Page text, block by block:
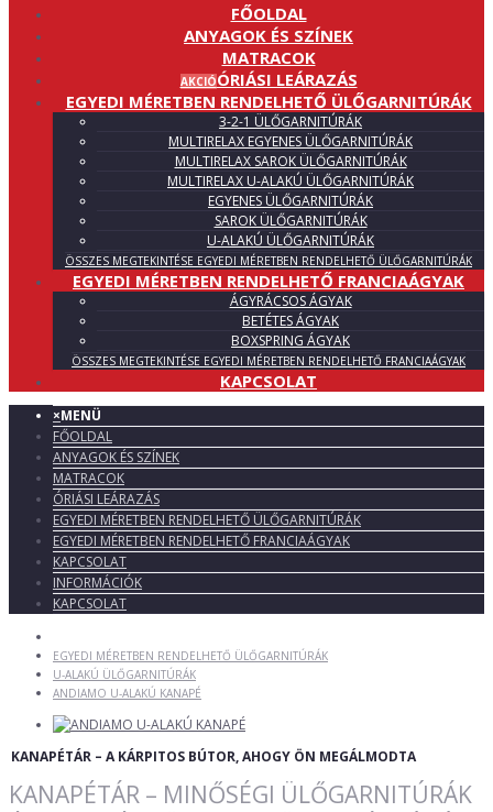
FŐOLDAL
ANYAGOK ÉS SZÍNEK
MATRACOK
AKCIÓÓRIÁSI LEÁRAZÁS
EGYEDI MÉRETBEN RENDELHETŐ ÜLŐGARNITÚRÁK
3-2-1 ÜLŐGARNITÚRÁK
MULTIRELAX EGYENES ÜLŐGARNITÚRÁK
MULTIRELAX SAROK ÜLŐGARNITÚRÁK
MULTIRELAX U-ALAKÚ ÜLŐGARNITÚRÁK
EGYENES ÜLŐGARNITÚRÁK
SAROK ÜLŐGARNITÚRÁK
U-ALAKÚ ÜLŐGARNITÚRÁK
ÖSSZES MEGTEKINTÉSE EGYEDI MÉRETBEN RENDELHETŐ ÜLŐGARNITÚRÁK
EGYEDI MÉRETBEN RENDELHETŐ FRANCIAÁGYAK
ÁGYRÁCSOS ÁGYAK
BETÉTES ÁGYAK
BOXSPRING ÁGYAK
ÖSSZES MEGTEKINTÉSE EGYEDI MÉRETBEN RENDELHETŐ FRANCIAÁGYAK
KAPCSOLAT
×MENÜ
FŐOLDAL
ANYAGOK ÉS SZÍNEK
MATRACOK
ÓRIÁSI LEÁRAZÁS
EGYEDI MÉRETBEN RENDELHETŐ ÜLŐGARNITÚRÁK
EGYEDI MÉRETBEN RENDELHETŐ FRANCIAÁGYAK
KAPCSOLAT
INFORMÁCIÓK
KAPCSOLAT
EGYEDI MÉRETBEN RENDELHETŐ ÜLŐGARNITÚRÁK
U-ALAKÚ ÜLŐGARNITÚRÁK
ANDIAMO U-ALAKÚ KANAPÉ
KANAPÉTÁR – A KÁRPITOS BÚTOR, AHOGY ÖN MEGÁLMODTA
KANAPÉTÁR – MINŐSÉGI ÜLŐGARNITÚRÁK